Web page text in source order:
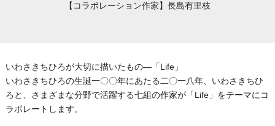
【コラボレーション作家】長島有里枝
いわさきちひろが大切に描いたもの―「Life」
いわさきちひろの生誕一〇〇年にあたる二〇一八年、いわさきちひ
ろと、さまざまな分野で活躍する七組の作家が「Life」をテーマにコ
ラボレートします。